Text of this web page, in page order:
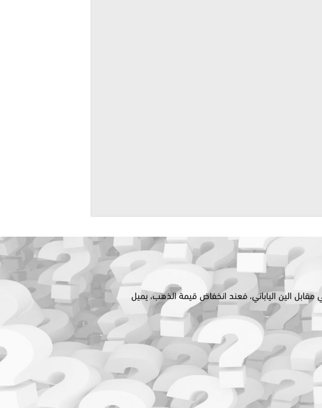
مقابل الين الياباني، فعند انخفاض قيمةالذهب، يميل